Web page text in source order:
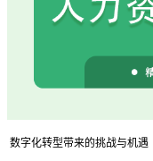
数字化转型带来的挑战与机遇